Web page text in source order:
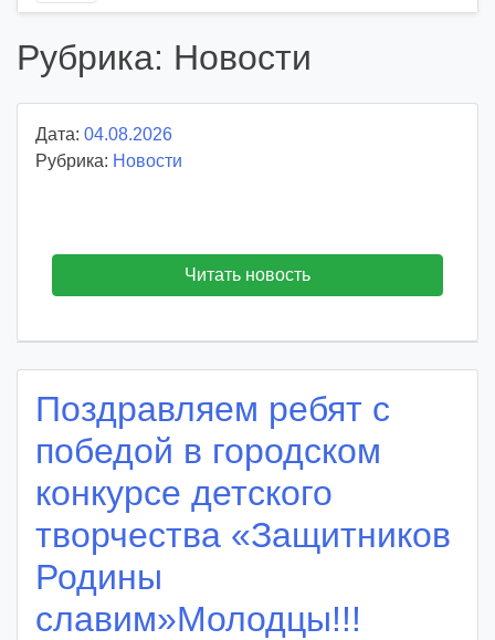
Рубрика: Новости
Дата: 04.08.2026
в
v
i
d
d
m
Рубрика: Новости
Читать новость
Поздравляем ребят с
победой в городском
конкурсе детского
творчества «Защитников
Родины
славим»Молодцы!!!